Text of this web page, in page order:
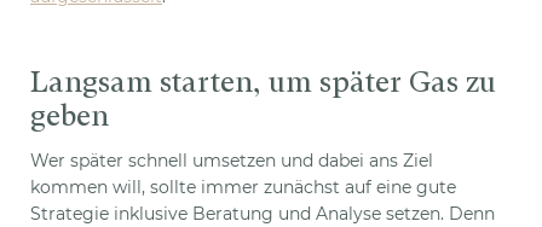
Langsam starten, um später Gas zu
geben
Wer später schnell umsetzen und dabei ans Ziel
kommen will, sollte immer zunächst auf eine gute
Strategie inklusive Beratung und Analyse setzen. Denn